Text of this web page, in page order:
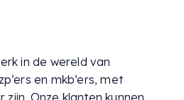
in de wereld van
en mkb’ers, met